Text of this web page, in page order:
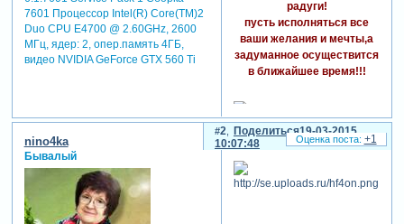
7601 Процессор Intel(R) Core(TM)2
Duo CPU E4700 @ 2.60GHz, 2600
МГц, ядер: 2, опер.память 4ГБ,
видео NVIDIA GeForce GTX 560 Ti
радуги!
пусть исполняться все
ваши желания и мечты,а
задуманное осуществится
в ближайшее время!!!
Поделиться
2
19-03-2015
10:07:48
nino4ka
Бывалый
+1